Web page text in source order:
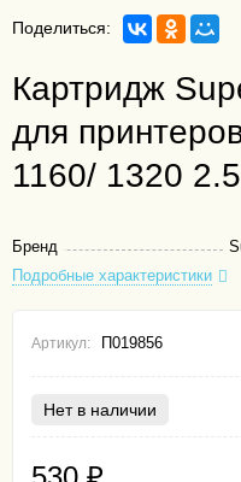
Поделиться:
Картридж
для
1160/ 1320
Бренд
Подробные характеристики
Артикул: П019856
Нет в наличии